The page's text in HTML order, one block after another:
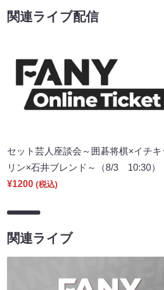
関連ライブ配信
セット芸人座談会～囲碁将棋×イチキ
リン×石井ブレンド～（8/3 10:30）
¥1200 (税込)
関連ライブ